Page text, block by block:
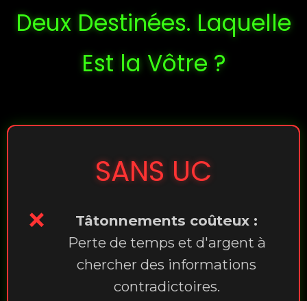
Deux Destinées. Laquelle
Est la Vôtre ?
SANS UC
❌
Tâtonnements coûteux :
Perte de temps et d'argent à
chercher des informations
contradictoires.